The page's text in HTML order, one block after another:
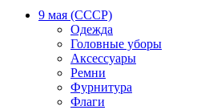
9 мая (СССР)
Одежда
Головные уборы
Аксессуары
Ремни
Фурнитура
Флаги